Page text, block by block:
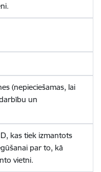
(nepieciešamas, lai
un
kas tiek izmantots
par to, kā
vietni.